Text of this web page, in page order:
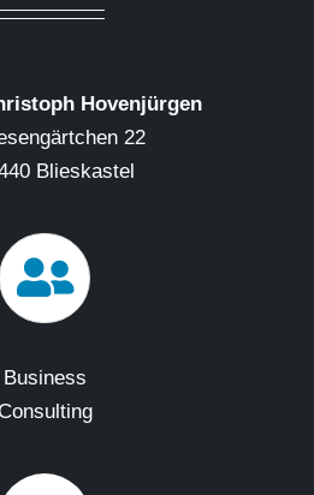
Hovenjürgen
22
Blieskastel
Business
Consulting